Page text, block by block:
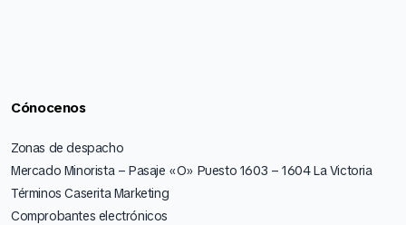
Cónocenos
Zonas de despacho
Mercado Minorista – Pasaje «O» Puesto 1603 – 1604 La Victoria
Términos Caserita Marketing
Comprobantes electrónicos